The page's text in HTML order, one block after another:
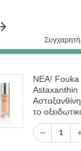
ΣΑΣ
NEA!
Astaxanthin
το
1